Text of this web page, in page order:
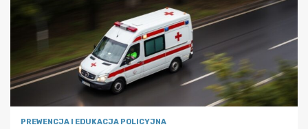
PREWENCJA I EDUKACJA POLICYJNA